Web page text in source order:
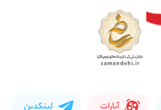
آپارات لینکدین